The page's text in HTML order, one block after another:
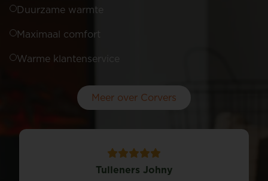
Duurzame warmte
Maximaal comfort
Warme klantenservice
Meer over Corvers
Tulleners Johny